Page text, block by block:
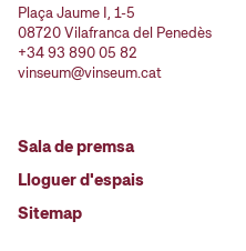
Plaça Jaume I, 1-5
08720 Vilafranca del Penedès
+34 93 890 05 82
vinseum@vinseum.cat
Sala de premsa
Lloguer d'espais
Sitemap